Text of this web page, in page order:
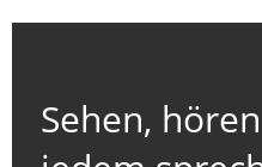
Sehen,